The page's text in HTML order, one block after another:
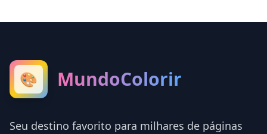
🎨 MundoColorir
Seu destino favorito para milhares de páginas